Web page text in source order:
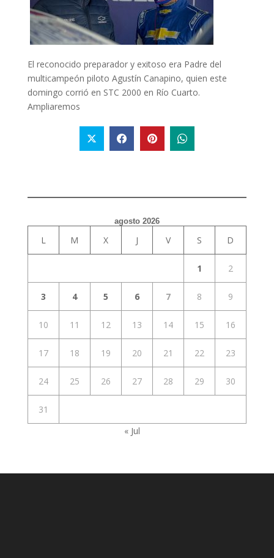
El reconocido preparador y exitoso era Padre del
multicampeón piloto Agustín Canapino, quien este
domingo corrió en STC 2000 en Río Cuarto.
Ampliaremos
agosto 2026
L M X J V S D
1 2
3 4 5 6 7 8 9
10 11 12 13 14 15 16
17 18 19 20 21 22 23
24 25 26 27 28 29 30
31
« Jul